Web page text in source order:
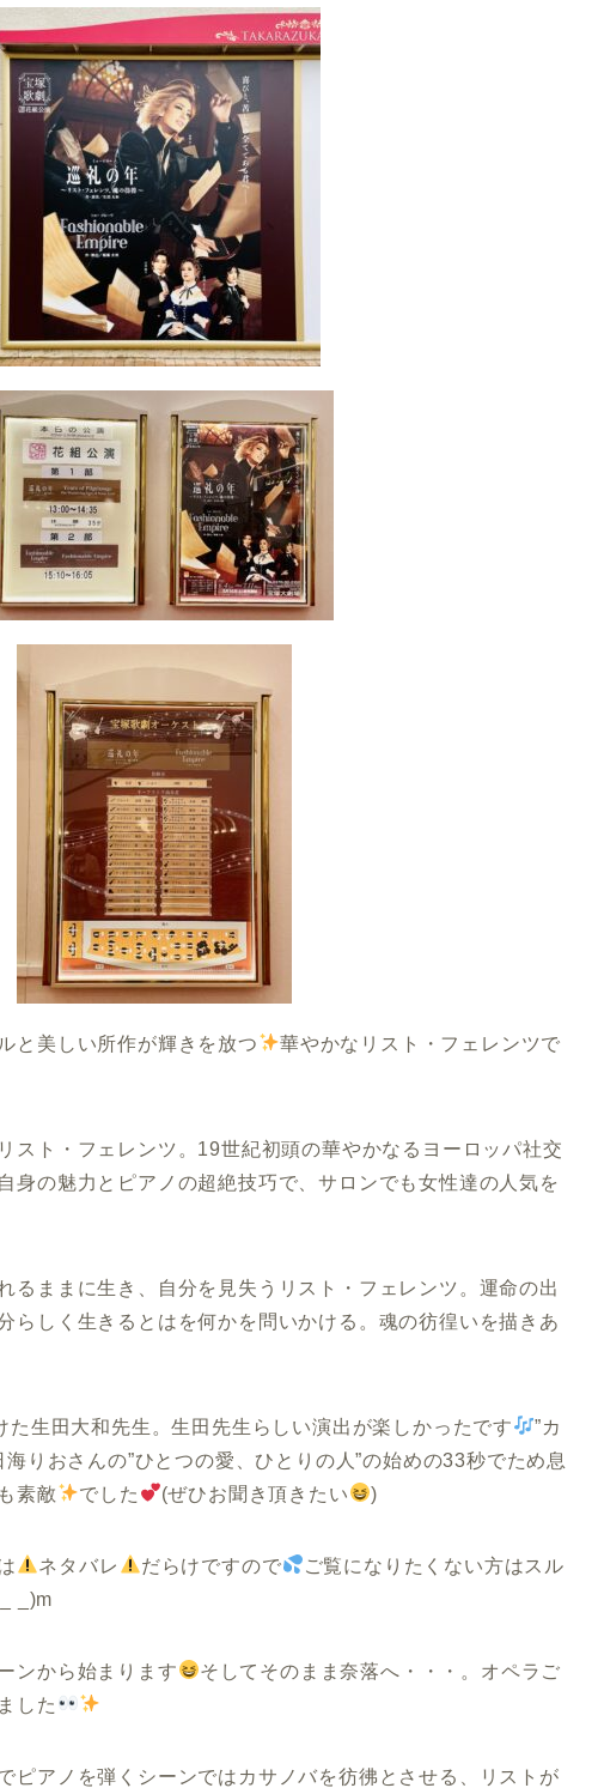
と美しい所作が輝きを放つ
華やかなリスト・フェレンツで
スト・フェレンツ。19世紀初頭の華やかなるヨーロッパ社交
身の魅力とピアノの超絶技巧で、サロンでも女性達の人気を
るままに生き、自分を見失うリスト・フェレンツ。運命の出
らしく生きるとはを何かを問いかける。魂の彷徨いを描きあ
た生田大和先生。生田先生らしい演出が楽しかったです
”カ
海りおさんの”ひとつの愛、ひとりの人”の始めの33秒でため息
素敵
でした (ぜひお聞き頂きたい )
ネタバレ だらけですので
ご覧になりたくない方はスル
_)m
ンから始まります
そしてそのまま奈落へ・・・。オペラご
した
ピアノを弾くシーンではカサノバを彷彿とさせる、リストが